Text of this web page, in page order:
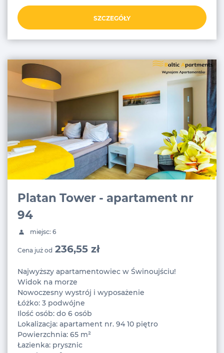
SZCZEGÓŁY
Platan Tower - apartament nr
94
miejsc: 6
Cena już od 236,55 zł
Najwyższy apartamentowiec w Świnoujściu!
Widok na morze
Nowoczesny wystrój i wyposażenie
Łóżko: 3 podwójne
Ilość osób: do 6 osób
Lokalizacja: apartament nr. 94 10 piętro
Powierzchnia: 65 m²
Łazienka: prysznic